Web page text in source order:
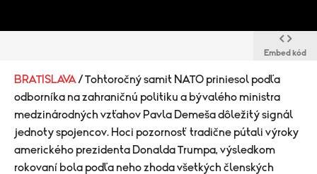
Embed kód
BRATISLAVA / Tohtoročný samit NATO priniesol podľa
odborníka na zahraničnú politiku a bývalého ministra
medzinárodných vzťahov Pavla Demeša dôležitý signál
jednoty spojencov. Hoci pozornosť tradične pútali výroky
amerického prezidenta Donalda Trumpa, výsledkom
rokovaní bola podľa neho zhoda všetkých členských